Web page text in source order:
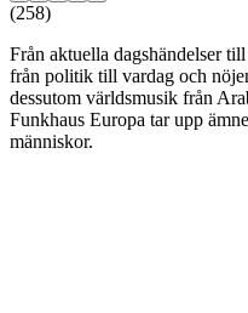
(258)
Från aktuella dagshändelser
från politik till vardag och
dessutom världsmusik från
Funkhaus Europa tar upp
människor.